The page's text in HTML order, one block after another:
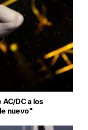
DC a los
nuevo"